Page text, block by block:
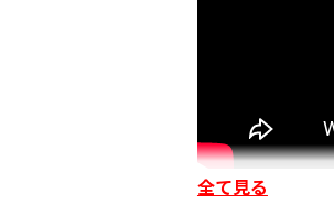
全て見る